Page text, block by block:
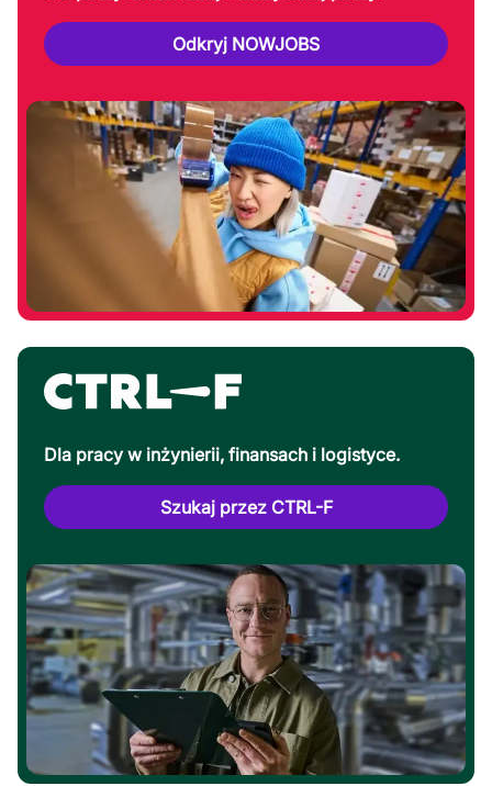
Odkryj NOWJOBS
Dla pracy w inżynierii, finansach i logistyce.
Szukaj przez CTRL-F